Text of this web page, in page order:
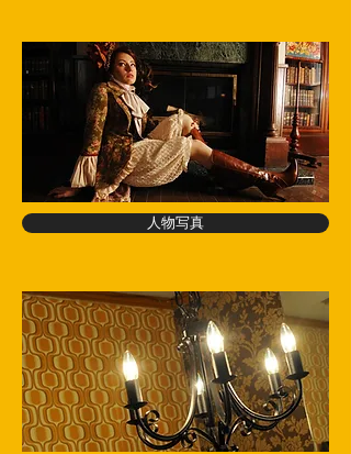
人物写真